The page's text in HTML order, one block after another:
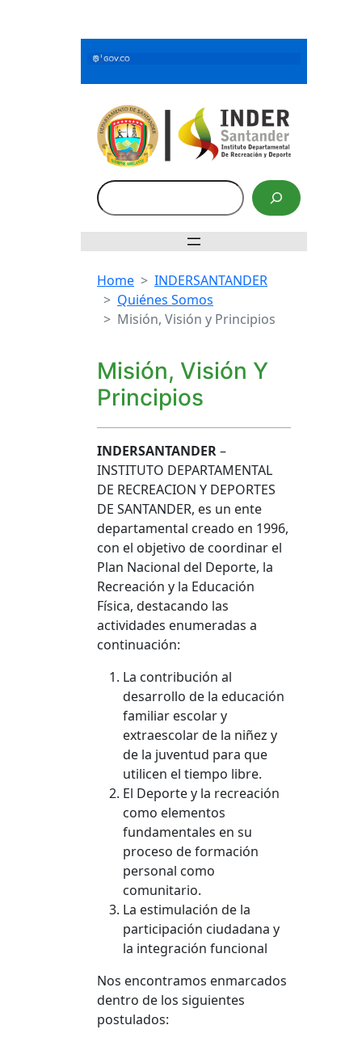
contenido
Buscar
Home
INDERSANTANDER
Quiénes Somos
Misión, Visión y Principios
Misión, Visión Y
Principios
INDERSANTANDER–
INSTITUTO DEPARTAMENTAL
DE RECREACION Y DEPORTES
DE SANTANDER, es un ente
departamental creado en 1996,
con el objetivo de coordinar el
Plan Nacional del Deporte, la
Recreación y la Educación
Física, destacando las
actividades enumeradas a
continuación:
La contribución al
desarrollo de la educación
familiar escolar y
extraescolar de la niñez y
de la juventud para que
utilicen el tiempo libre.
El Deporte y la recreación
como elementos
fundamentales en su
proceso de formación
personal como
comunitario.
La estimulación de la
participación ciudadana y
la integración funcional
Nos encontramos enmarcados
dentro de los siguientes
postulados: